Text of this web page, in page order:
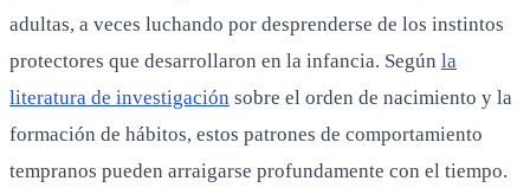
adultas, a veces luchando por desprenderse de los instintos
protectores que desarrollaron en la infancia. Según la
literatura de investigación sobre el orden de nacimiento y la
formación de hábitos, estos patrones de comportamiento
tempranos pueden arraigarse profundamente con el tiempo.